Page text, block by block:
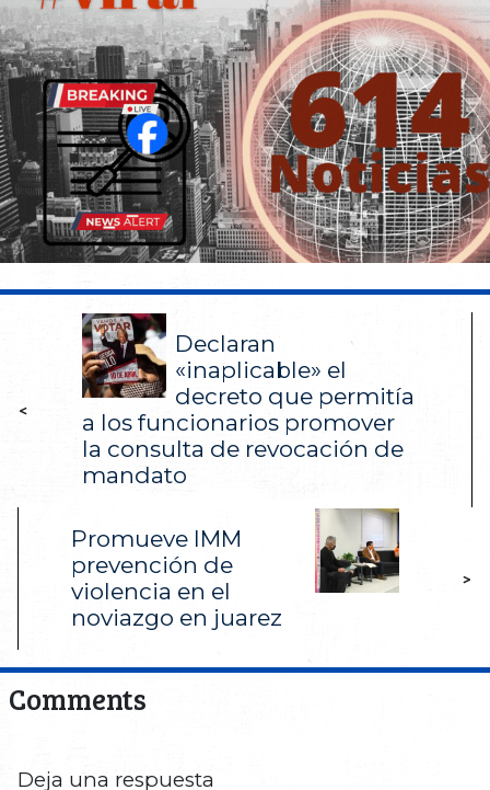
<
Declaran
«inaplicable» el
decreto que permitía
a los funcionarios promover
la consulta de revocación de
mandato
Promueve IMM
prevención de
violencia en el
noviazgo en juarez
>
Comments
Deja una respuesta